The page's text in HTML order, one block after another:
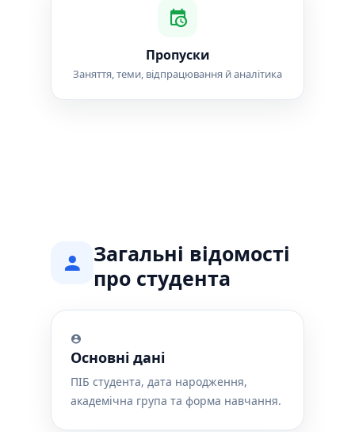
Пропуски
Заняття, теми, відпрацювання й аналітика
Загальні відомості
про студента
Основні дані
ПІБ студента, дата народження,
академічна група та форма навчання.